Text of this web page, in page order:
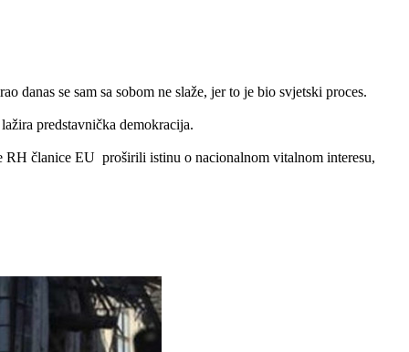
danas se sam sa sobom ne slaže, jer to je bio svjetski proces.
predstavnička demokracija.
RH članice EU proširili istinu o nacionalnom vitalnom interesu,